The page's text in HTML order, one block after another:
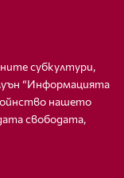
субкултури,
“Информацията
нашето
свободата,